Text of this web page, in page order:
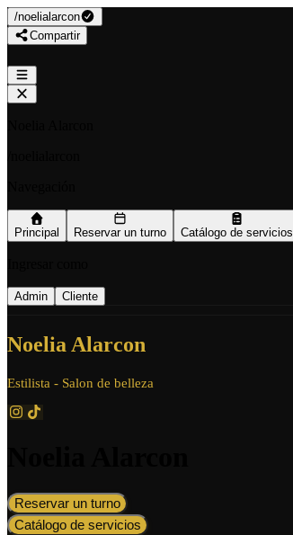
/noelialarcon
Compartir
Principal Reservar un turno Catálogo de servicios
Admin Cliente
Noelia Alarcon
Estilista - Salon de belleza
Reservar un turno
Catálogo de servicios